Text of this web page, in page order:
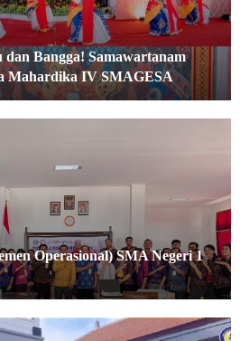
Bangga! Samawartanam
Mahardika IV SMAGESA
Operasional) SMA Negeri 1